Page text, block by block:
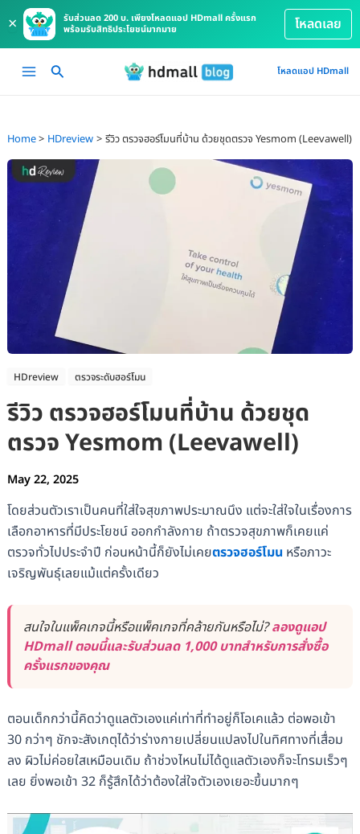
×
รับส่วนลด 200 บ. เพียงโหลดแอป HDmall ครั้งแรก
พร้อมรับสิทธิประโยชน์มากมาย
โหลดเลย
Main
โหลดแอป HDmall
Home HDreview รีวิว ตรวจฮอร์โมนที่บ้าน ด้วยชุดตรวจ Yesmom (Leevawell)
HDreview ตรวจระดับฮอร์โมน
รีวิว ตรวจฮอร์โมนที่บ้าน ด้วยชุด
ตรวจ Yesmom (Leevawell)
May 22, 2025
โดยส่วนตัวเราเป็นคนที่ใส่ใจสุขภาพประมาณนึง แต่จะใส่ใจในเรื่องการ
เลือกอาหารที่มีประโยชน์ ออกกำลังกาย ถ้าตรวจสุขภาพก็เคยแค่
ตรวจทั่วไปประจำปี ก่อนหน้านี้ก็ยังไม่เคยตรวจฮอร์โมน หรือภาวะ
เจริญพันธุ์เลยแม้แต่ครั้งเดียว
สนใจในแพ็คเกจนี้หรือแพ็คเกจที่คล้ายกันหรือไม่?ลองดูแอป
HDmall ตอนนี้และรับส่วนลด 1,000 บาทสำหรับการสั่งซื้อ
ครั้งแรกของคุณ
ตอนเด็กกว่านี้คิดว่าดูแลตัวเองแค่เท่าที่ทำอยู่ก็โอเคแล้ว ต่อพอเข้า
30 กว่าๆ ชักจะสังเกตุได้ว่าร่างกายเปลี่ยนแปลงไปในทิศทางที่เสื่อม
ลง ผิวไม่ค่อยใสเหมือนเดิม ถ้าช่วงไหนไม่ได้ดูแลตัวเองก็จะโทรมเร็วๆ
เลย ยิ่งพอเข้า 32 ก็รู้สึกได้ว่าต้องใส่ใจตัวเองเยอะขึ้นมากๆ